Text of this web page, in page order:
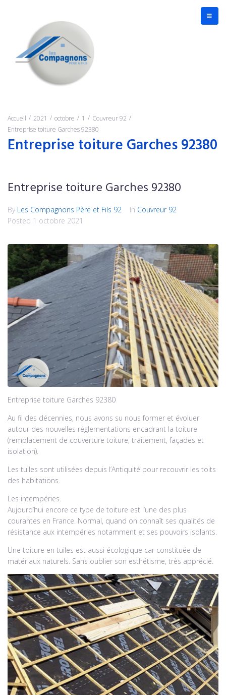
Entreprise toiture Garches 92380
Accueil / 2021 / octobre / 1 / Couvreur 92 /
Entreprise toiture Garches 92380
Entreprise toiture Garches 92380
By Les Compagnons Père et Fils 92 In Couvreur 92
Posted 1 octobre 2021
Entreprise toiture Garches 92380
Au fil des décennies, nous avons su nous former et évoluer
autour des nouvelles réglementations encadrant la toiture
(remplacement de couverture toiture, traitement, façades et
isolation).
Les tuiles sont utilisées depuis l’Antiquité pour recouvrir les toits
des habitations.
Les intempéries.
Aujourd’hui encore ce type de toiture est l’une des plus
courantes en France. Normal, quand on connaît ses qualités de
résistance aux intempéries notamment et ses pouvoirs isolants.
Une toiture en tuiles est aussi écologique car constituée de
matériaux naturels. Sans oublier son esthétisme, très apprécié.